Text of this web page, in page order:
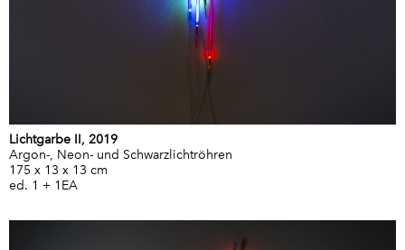
Lichtgarbe II, 2019
Argon-, Neon- und Schwarzlichtröhren
175 x 13 x 13 cm
ed. 1 + 1EA